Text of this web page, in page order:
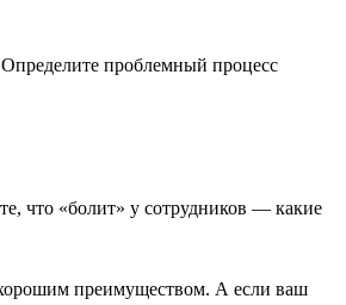
проблемный процесс
что «болит» у сотрудников — какие
хорошим преимуществом. А если ваш